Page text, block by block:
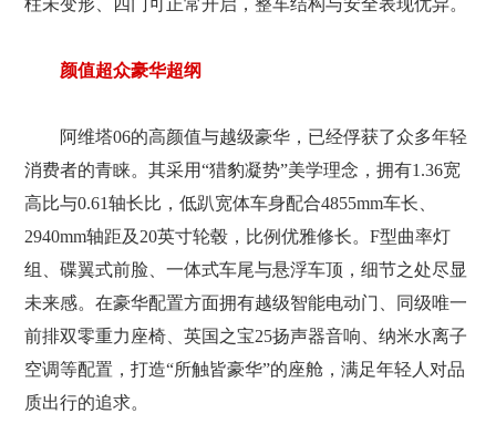
柱未变形、四门可正常开启，整车结构与安全表现优异。
颜值超众豪华超纲
阿维塔06的高颜值与越级豪华，已经俘获了众多年轻
消费者的青睐。其采用“猎豹凝势”美学理念，拥有1.36宽
高比与0.61轴长比，低趴宽体车身配合4855mm车长、
2940mm轴距及20英寸轮毂，比例优雅修长。F型曲率灯
组、碟翼式前脸、一体式车尾与悬浮车顶，细节之处尽显
未来感。在豪华配置方面拥有越级智能电动门、同级唯一
前排双零重力座椅、英国之宝25扬声器音响、纳米水离子
空调等配置，打造“所触皆豪华”的座舱，满足年轻人对品
质出行的追求。